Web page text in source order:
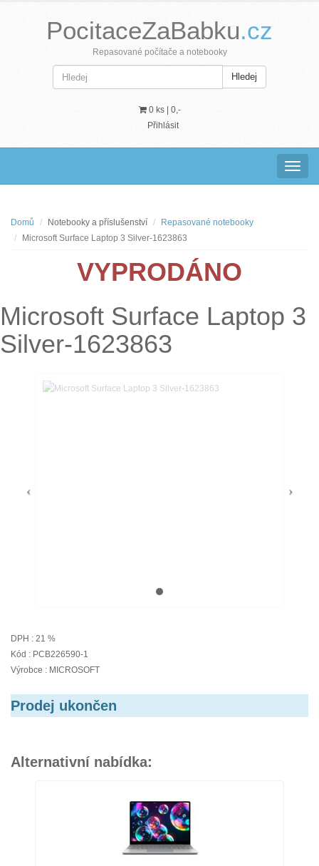
PocitaceZaBabku.cz
Repasované počítače a notebooky
Hledej
0 ks | 0,-
Přihlásit
Domů Notebooky a příslušenství
Repasované notebooky
Microsoft Surface Laptop 3 Silver-1623863
VYPRODÁNO
Microsoft Surface Laptop 3
Silver-1623863
DPH : 21 %
Kód : PCB226590-1
Výrobce : MICROSOFT
Prodej ukončen
Alternativní nabídka: